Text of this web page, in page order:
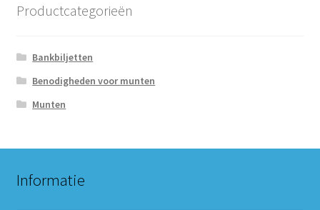
Productcategorieën
Bankbiljetten
Benodigheden voor munten
Munten
Informatie